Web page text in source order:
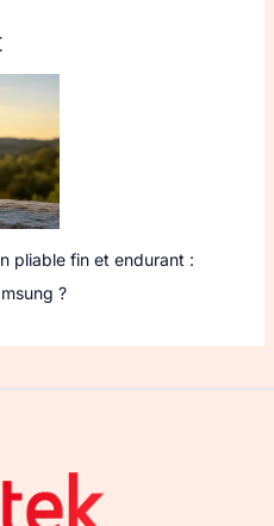
pliable fin et endurant :
?